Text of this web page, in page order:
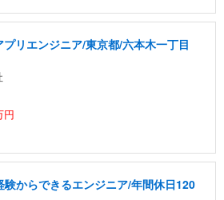
リエンジニア/東京都/六本木一丁目
円
験からできるエンジニア/年間休日120